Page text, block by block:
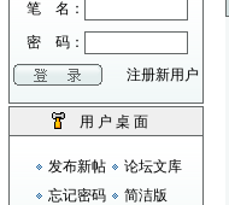
笔 名：
密 码：
注册新用户
用 户 桌 面
发布新帖
论坛文库
忘记密码
简洁版